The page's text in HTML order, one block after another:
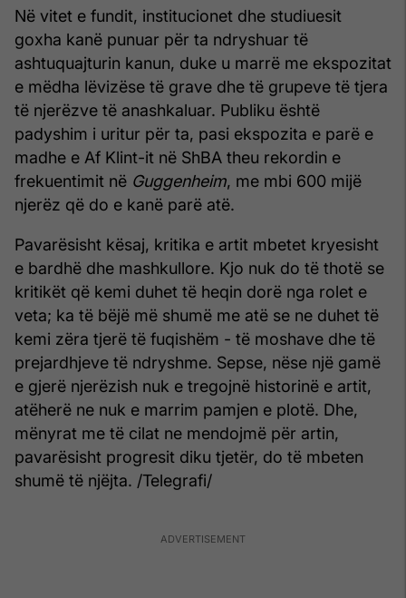
Në vitet e fundit, institucionet dhe studiuesit
goxha kanë punuar për ta ndryshuar të
ashtuquajturin kanun, duke u marrë me ekspozitat
e mëdha lëvizëse të grave dhe të grupeve të tjera
të njerëzve të anashkaluar. Publiku është
padyshim i uritur për ta, pasi ekspozita e parë e
madhe e Af Klint-it në ShBA theu rekordin e
frekuentimit në Guggenheim, me mbi 600 mijë
njerëz që do e kanë parë atë.
Pavarësisht kësaj, kritika e artit mbetet kryesisht
e bardhë dhe mashkullore. Kjo nuk do të thotë se
kritikët që kemi duhet të heqin dorë nga rolet e
veta; ka të bëjë më shumë me atë se ne duhet të
kemi zëra tjerë të fuqishëm - të moshave dhe të
prejardhjeve të ndryshme. Sepse, nëse një gamë
e gjerë njerëzish nuk e tregojnë historinë e artit,
atëherë ne nuk e marrim pamjen e plotë. Dhe,
mënyrat me të cilat ne mendojmë për artin,
pavarësisht progresit diku tjetër, do të mbeten
shumë të njëjta. /Telegrafi/